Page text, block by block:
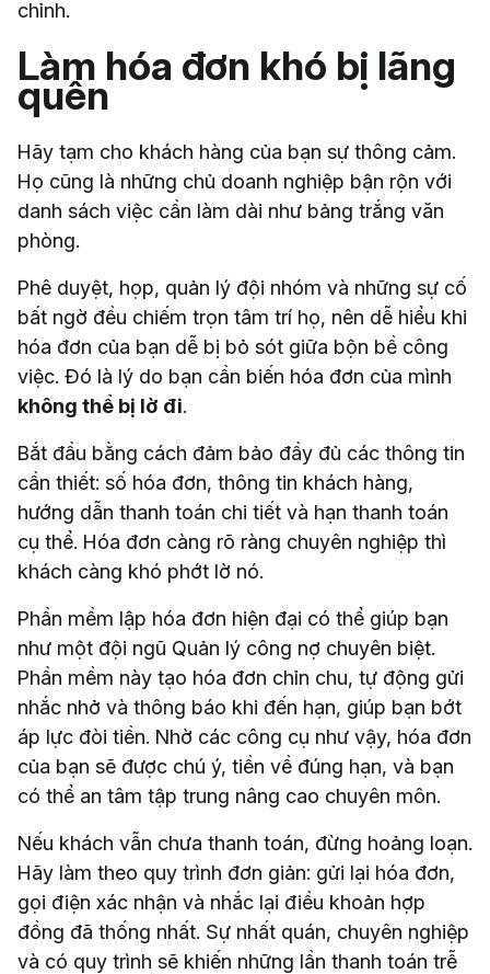
chỉnh.
Làm hóa đơn khó bị lãng
quên
Hãy tạm cho khách hàng của bạn sự thông cảm.
Họ cũng là những chủ doanh nghiệp bận rộn với
danh sách việc cần làm dài như bảng trắng văn
phòng.
Phê duyệt, họp, quản lý đội nhóm và những sự cố
bất ngờ đều chiếm trọn tâm trí họ, nên dễ hiểu khi
hóa đơn của bạn dễ bị bỏ sót giữa bộn bề công
việc. Đó là lý do bạn cần biến hóa đơn của mình
không thể bị lờ đi.
Bắt đầu bằng cách đảm bảo đầy đủ các thông tin
cần thiết: số hóa đơn, thông tin khách hàng,
hướng dẫn thanh toán chi tiết và hạn thanh toán
cụ thể. Hóa đơn càng rõ ràng chuyên nghiệp thì
khách càng khó phớt lờ nó.
Phần mềm lập hóa đơn hiện đại có thể giúp bạn
như một đội ngũ Quản lý công nợ chuyên biệt.
Phần mềm này tạo hóa đơn chỉn chu, tự động gửi
nhắc nhở và thông báo khi đến hạn, giúp bạn bớt
áp lực đòi tiền. Nhờ các công cụ như vậy, hóa đơn
của bạn sẽ được chú ý, tiền về đúng hạn, và bạn
có thể an tâm tập trung nâng cao chuyên môn.
Nếu khách vẫn chưa thanh toán, đừng hoảng loạn.
Hãy làm theo quy trình đơn giản: gửi lại hóa đơn,
gọi điện xác nhận và nhắc lại điều khoản hợp
đồng đã thống nhất. Sự nhất quán, chuyên nghiệp
và có quy trình sẽ khiến những lần thanh toán trễ